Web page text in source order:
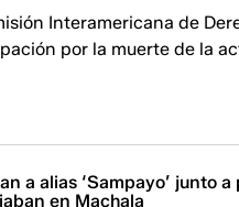
Interamericana de
por la muerte de la
a alias ‘Sampayo’ junto
en Machala